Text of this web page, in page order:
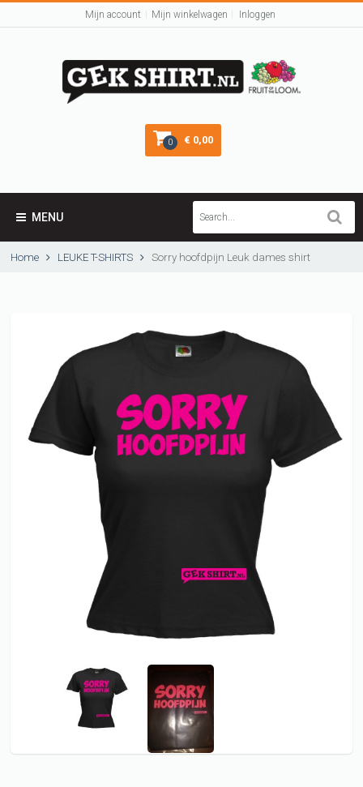
Mijn account Mijn winkelwagen Inloggen
0 € 0,00
MENU
Home LEUKE T-SHIRTS Sorry hoofdpijn Leuk dames shirt